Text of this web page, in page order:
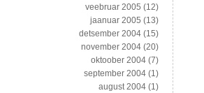
veebruar 2005 (12)
jaanuar 2005 (13)
detsember 2004 (15)
november 2004 (20)
oktoober 2004 (7)
september 2004 (1)
august 2004 (1)